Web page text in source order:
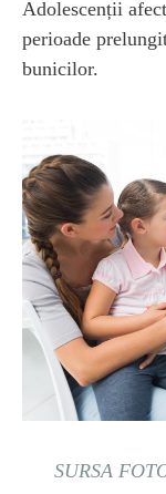
Adolescenții
perioade
bunicilor.
SURSA